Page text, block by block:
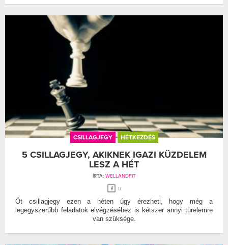
CSILLAGJEGY HÉTKEZDÉS
5 CSILLAGJEGY, AKIKNEK IGAZI KÜZDELEM
LESZ A HÉT
ÍRTA: WELLANDFIT
0
Öt csillagjegy ezen a héten úgy érezheti, hogy még a
legegyszerűbb feladatok elvégzéséhez is kétszer annyi türelemre
van szüksége.